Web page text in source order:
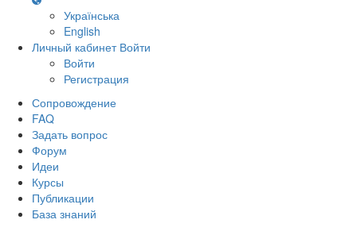
Українська
English
Личный кабинет Войти
Войти
Регистрация
Сопровождение
FAQ
Задать вопрос
Форум
Идеи
Курсы
Публикации
База знаний